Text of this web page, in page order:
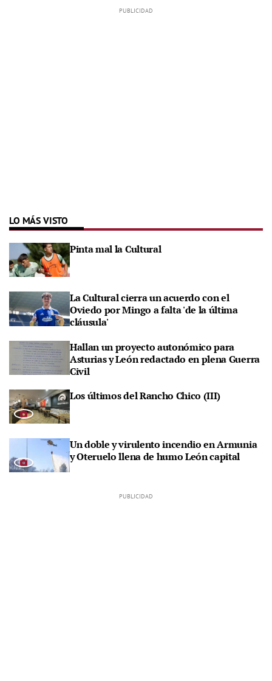
LO MÁS VISTO
Pinta mal la Cultural
La Cultural cierra un acuerdo con el
Oviedo por Mingo a falta 'de la última
cláusula'
Hallan un proyecto autonómico para
Asturias y León redactado en plena Guerra
Civil
Los últimos del Rancho Chico (III)
Un doble y virulento incendio en Armunia
y Oteruelo llena de humo León capital